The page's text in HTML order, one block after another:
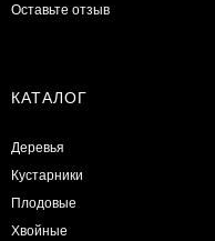
Оставьте отзыв
КАТАЛОГ
Деревья
Кустарники
Плодовые
Хвойные